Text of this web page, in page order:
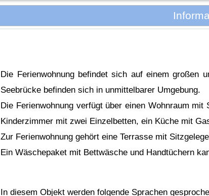
Die Ferienwohnung befindet sich auf einem großen
Seebrücke befinden sich in unmittelbarer Umgebung.
Die Ferienwohnung verfügt über einen Wohnraum
Kinderzimmer mit zwei Einzelbetten, ein Küche mit
Zur Ferienwohnung gehört eine Terrasse mit
Ein Wäschepaket mit Bettwäsche und Handtüchern
In diesem Objekt werden folgende Sprachen